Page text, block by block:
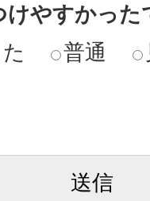
けやすかった
普通